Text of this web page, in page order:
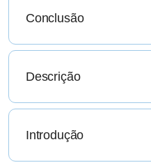
Conclusão
Descrição
Introdução